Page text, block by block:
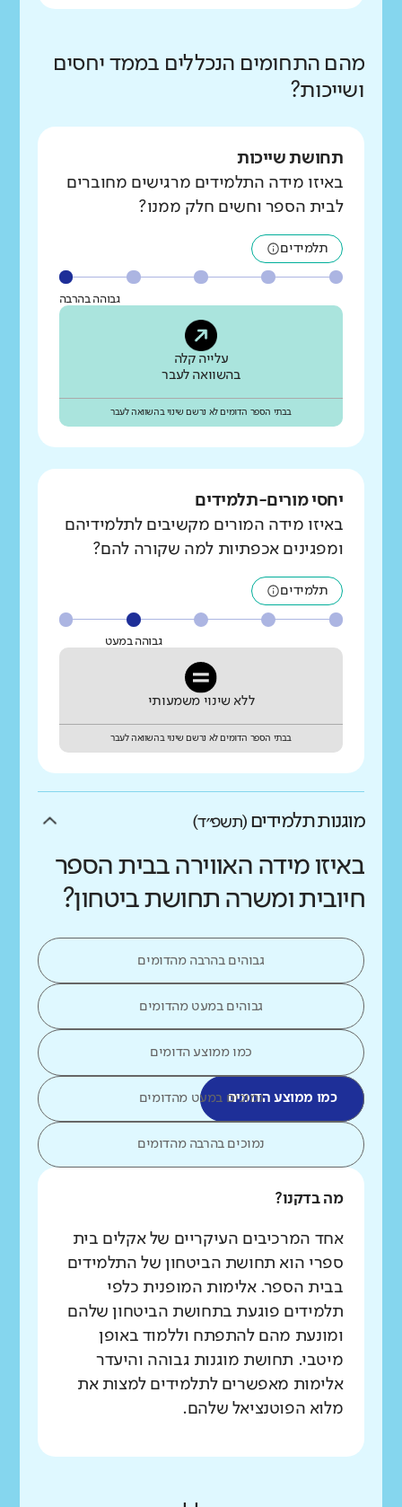
מהם התחומים הנכללים בממד יחסים
ושייכות?
תחושת שייכות
באיזו מידה התלמידים מרגישים מחוברים
לבית הספר וחשים חלק ממנו?
תלמידים
גבוהה בהרבה
עלייה קלה
בהשוואה לעבר
בבתי הספר הדומים לא נרשם שינוי בהשוואה לעבר
יחסי מורים-תלמידים
באיזו מידה המורים מקשיבים לתלמידיהם
ומפגינים אכפתיות למה שקורה להם?
תלמידים
גבוהה במעט
ללא שינוי משמעותי
בבתי הספר הדומים לא נרשם שינוי בהשוואה לעבר
מוגנות תלמידים (תשפ״ד)
באיזו מידה האווירה בבית הספר
חיובית ומשרה תחושת ביטחון?
גבוהים בהרבה מהדומים
גבוהים במעט מהדומים
כמו ממוצע הדומים
כמו ממוצע הדומיםנמוכים במעט מהדומים
נמוכים בהרבה מהדומים
מה בדקנו?
אחד המרכיבים העיקריים של אקלים בית
ספרי הוא תחושת הביטחון של התלמידים
בבית הספר. אלימות המופנית כלפי
תלמידים פוגעת בתחושת הביטחון שלהם
ומונעת מהם להתפתח וללמוד באופן
מיטבי. תחושת מוגנות גבוהה והיעדר
אלימות מאפשרים לתלמידים למצות את
מלוא הפוטנציאל שלהם.